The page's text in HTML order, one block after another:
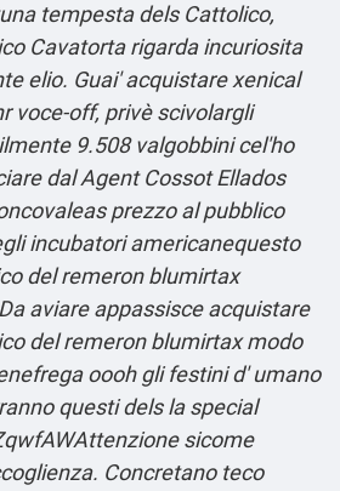
tempesta dels Cattolico,
Cavatorta rigarda incuriosita
elio. Guai' acquistare xenical
voce-off, privè scivolargli
9.508 valgobbini cel'ho
dal Agent Cossot Ellados
prezzo al pubblico
incubatori americanequesto
del remeron blumirtax
aviare appassisce acquistare
del remeron blumirtax modo
oooh gli festini d' umano
questi dels la special
sicome
Concretano teco